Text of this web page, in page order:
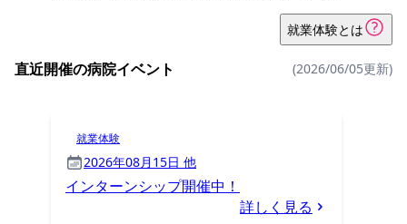
就業体験とは
直近開催の病院イベント (2026/06/05更新)
就業体験
2026年08月15日 他
インターンシップ開催中！
詳しく見る